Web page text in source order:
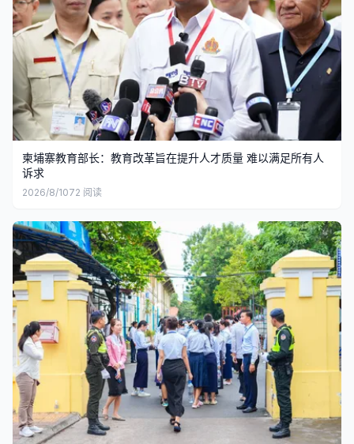
柬埔寨教育部长：教育改革旨在提升人才质量 难以满足所有人
诉求
2026/8/1072 阅读